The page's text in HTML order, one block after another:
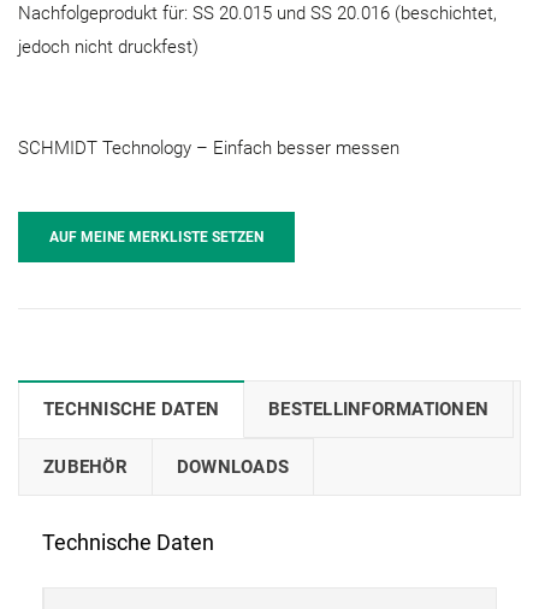
Nachfolgeprodukt für: SS 20.015 und SS 20.016 (beschichtet,
jedoch nicht druckfest)
SCHMIDT Technology – Einfach besser messen
AUF MEINE MERKLISTE SETZEN
TECHNISCHE DATEN BESTELLINFORMATIONEN
ZUBEHÖR DOWNLOADS
Technische Daten